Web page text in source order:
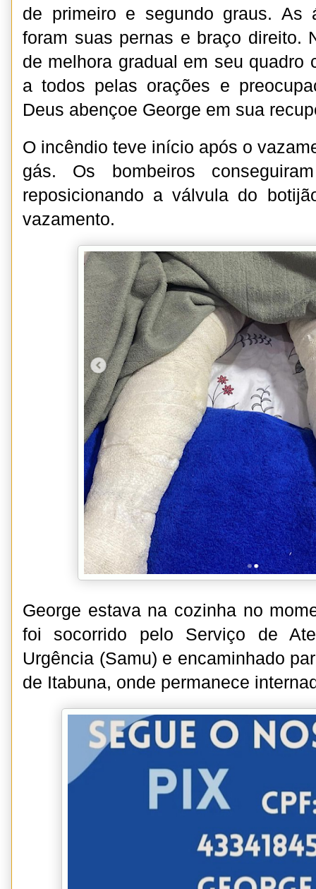
de primeiro e segundo graus. As
foram suas pernas e braço direito.
de melhora gradual em seu quadro
a todos pelas orações e
Deus abençoe George em sua
O incêndio teve início após o
gás. Os bombeiros
reposicionando a válvula do
vazamento.
George estava na cozinha no
foi socorrido pelo Serviço de
Urgência (Samu) e encaminhado
de Itabuna, onde permanece